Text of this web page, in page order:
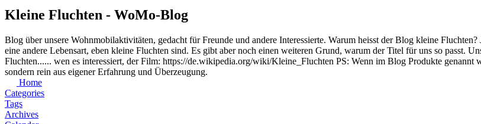
Kleine Fluchten - WoMo-Blog
Blog über unsere Wohnmobilaktivitäten, gedacht für Freunde und andere Interessierte. Warum heisst der Blog kleine
eine andere Lebensart, eben kleine Fluchten sind. Es gibt aber noch einen weiteren Grund, warum der Titel für uns so passt.
Fluchten...... wen es interessiert, der Film: https://de.wikipedia.org/wiki/Kleine_Fluchten PS: Wenn im Blog Produkte genannt
sondern rein aus eigener Erfahrung und Überzeugung.
Home
Categories
Tags
Archives